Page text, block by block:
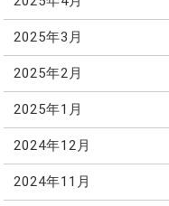
2025年3月
2025年2月
2025年1月
2024年12月
2024年11月